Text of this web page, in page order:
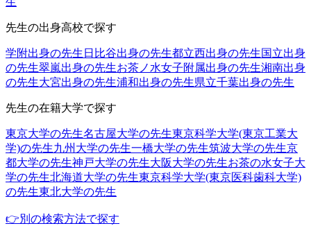
先生の出身高校で探す
学附出身の先生 日比谷出身の先生都立西出身の先生国立出身
の先生翠嵐出身の先生お茶ノ水女子附属出身の先生湘南出身
の先生大宮出身の先生浦和出身の先生県立千葉出身の先生
先生の在籍大学で探す
東京大学の先生名古屋大学の先生東京科学大学(東京工業大
学)の先生九州大学の先生一橋大学の先生筑波大学の先生京
都大学の先生神戸大学の先生大阪大学の先生お茶の水女子大
学の先生北海道大学の先生東京科学大学(東京医科歯科大学)
の先生東北大学の先生
👉別の検索方法で探す